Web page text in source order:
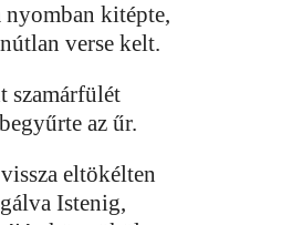
kitépte,
verse kelt.
szamárfülét
az űr.
eltökélten
Istenig,